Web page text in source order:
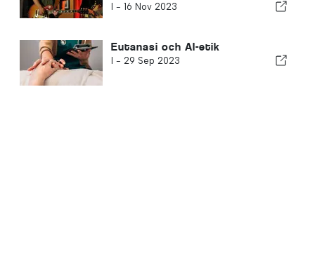
I - 16 Nov 2023
Eutanasi och AI-etik
I - 29 Sep 2023